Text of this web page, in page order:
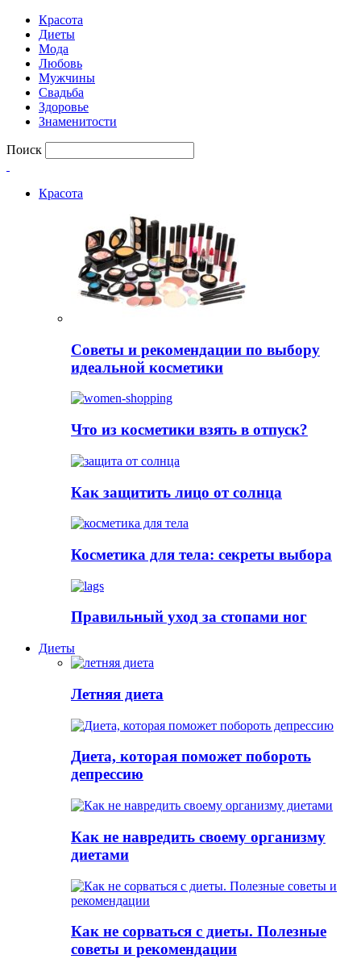
Красота
Диеты
Мода
Любовь
Мужчины
Свадьба
Здоровье
Знаменитости
Поиск
Красота
Советы и рекомендации по выбору
идеальной косметики
Что из косметики взять в отпуск?
Как защитить лицо от солнца
Косметика для тела: секреты выбора
Правильный уход за стопами ног
Диеты
Летняя диета
Диета, которая поможет побороть
депрессию
Как не навредить своему организму
диетами
Как не сорваться с диеты. Полезные
советы и рекомендации